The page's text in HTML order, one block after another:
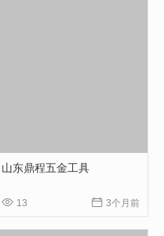
山东鼎程五金工具
 13  3个月前